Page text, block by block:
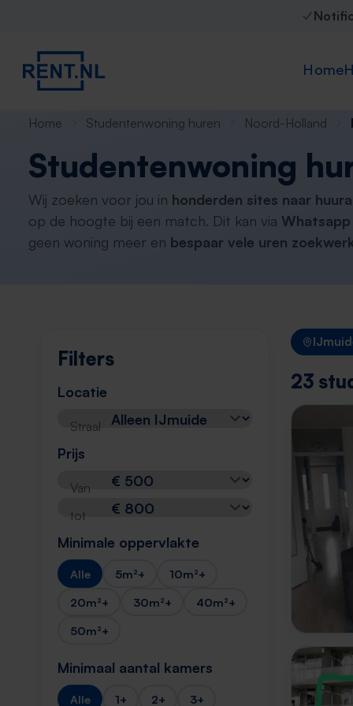
Home
Home Studentenwoning huren Noord-Holland
Studentenwoning
Wij zoeken voor jou in honderden sites naar
op de hoogte bij een match. Dit kan via
geen woning meer en bespaar vele uren
Filters
Locatie
Straal
Prijs
Van
tot
Minimale oppervlakte
Alle 5m²+
10m²+
20m²+
30m²+
40m²+
50m²+
Minimaal aantal kamers
Alle 1+ 2+ 3+
23